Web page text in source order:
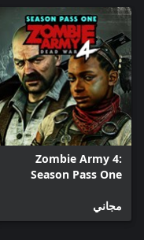
Zombie Army 4:
Season Pass One
مجاني